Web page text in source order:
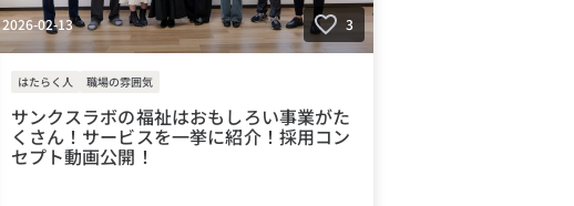
2026-02-13 3
はたらく人 職場の雰囲気
サンクスラボの福祉はおもしろい事業がた
くさん！サービスを一挙に紹介！採用コン
セプト動画公開！